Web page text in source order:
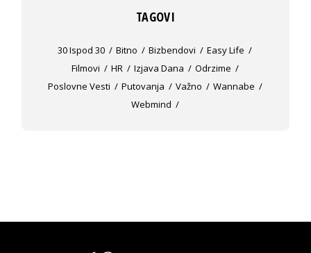
TAGOVI
30 Ispod 30 Bitno Bizbendovi
Easy Life
Filmovi
HR Izjava Dana
Odrzime
Poslovne Vesti
Putovanja Važno
Wannabe
Webmind